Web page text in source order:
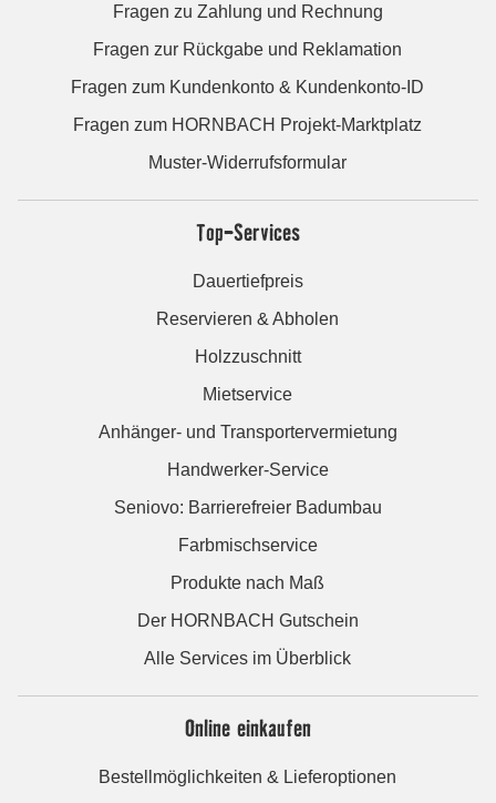
Fragen zu Zahlung und Rechnung
Fragen zur Rückgabe und Reklamation
Fragen zum Kundenkonto & Kundenkonto-ID
Fragen zum HORNBACH Projekt-Marktplatz
Muster-Widerrufsformular
Top-Services
Dauertiefpreis
Reservieren & Abholen
Holzzuschnitt
Mietservice
Anhänger- und Transportervermietung
Handwerker-Service
Seniovo: Barrierefreier Badumbau
Farbmischservice
Produkte nach Maß
Der HORNBACH Gutschein
Alle Services im Überblick
Online einkaufen
Bestellmöglichkeiten & Lieferoptionen